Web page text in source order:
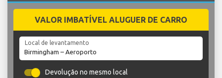
VALOR IMBATÍVEL ALUGUER DE CARRO
Local de levantamento
Devolução no mesmo local